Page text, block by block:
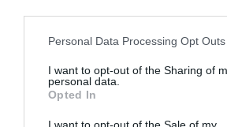
Please note that this website/app uses
not limited to your visit or usage
grant or deny consent to Google and its
use your data for below specified
consent section.
Personal Data Processing Opt Outs
I want to opt-out of the Sharing of
personal data.
Opted In